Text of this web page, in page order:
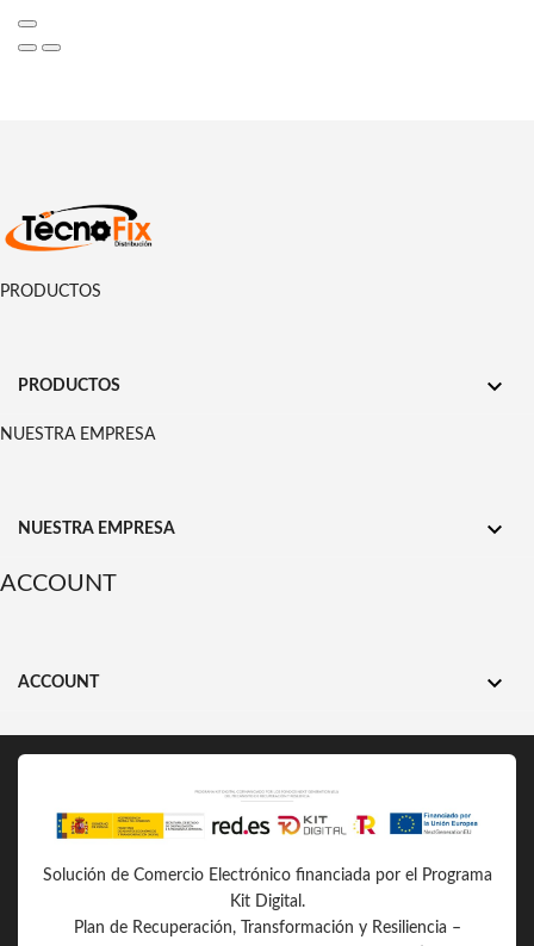
PRODUCTOS
PRODUCTOS 
NUESTRA EMPRESA
NUESTRA EMPRESA 
ACCOUNT
ACCOUNT 
Solución de Comercio Electrónico financiada por el Programa
Kit Digital.
Plan de Recuperación, Transformación y Resiliencia –